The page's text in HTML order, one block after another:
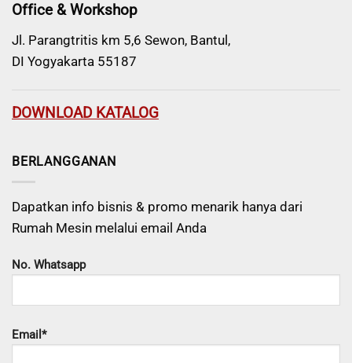
Office & Workshop
Jl. Parangtritis km 5,6 Sewon, Bantul,
DI Yogyakarta 55187
DOWNLOAD KATALOG
BERLANGGANAN
Dapatkan info bisnis & promo menarik hanya dari
Rumah Mesin melalui email Anda
No. Whatsapp
Email*